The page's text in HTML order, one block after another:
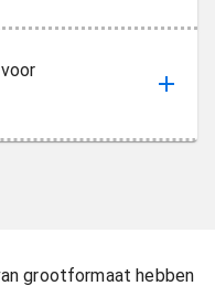
grootformaat hebben